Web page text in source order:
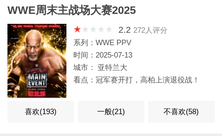
WWE周末主战场大赛2025
2.2 272人评分
系列：WWE PPV
时间：2025-07-13
城市： 亚特兰大
看点：冠军赛开打，高柏上演退役战！
喜欢(193) 一般(21) 不喜欢(58)